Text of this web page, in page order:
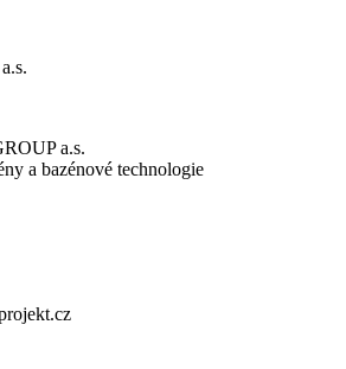
a.s.
a bazénové technologie